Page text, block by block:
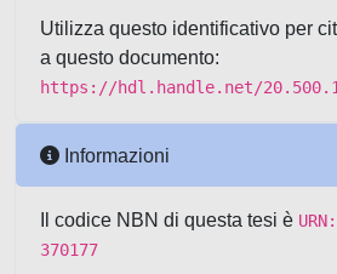
Utilizza questo identificativo per
a questo documento:
https://hdl.handle.net/
Informazioni
Il codice NBN di questa tesi è
370177